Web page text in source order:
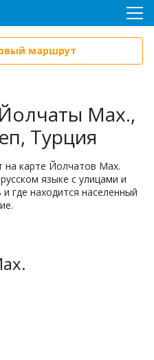
маршрут
Мах.,
Турция
карте Йолчатов Мах.
языке с улицами и
где находится населенный